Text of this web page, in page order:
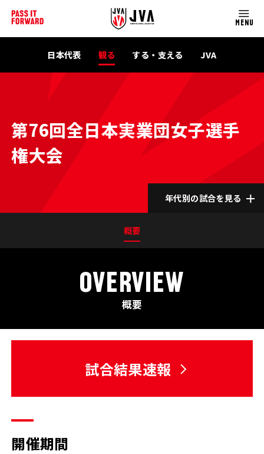
MENU
日本代表 観る する・支える JVA
第76回全日本実業団女子選手
権大会
年代別の試合を見る
概要
OVERVIEW
概要
試合結果速報
開催期間